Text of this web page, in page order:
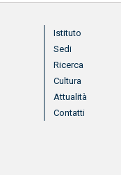
Menu footer
Istituto
Sedi
Ricerca
Cultura
Attualità
Contatti